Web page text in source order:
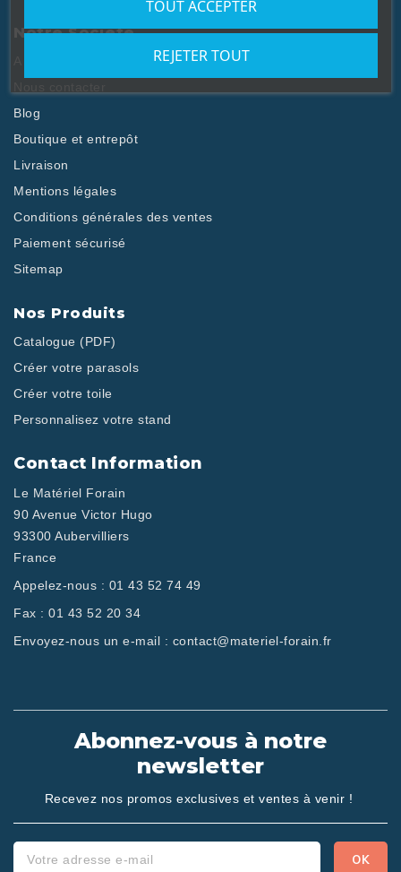
Notre Société
Blog
Boutique et entrepôt
Livraison
Mentions légales
Conditions générales des ventes
Paiement sécurisé
Sitemap
Nos Produits
Catalogue (PDF)
Créer votre parasols
Créer votre toile
Personnalisez votre stand
Contact Information
Le Matériel Forain
90 Avenue Victor Hugo
93300 Aubervilliers
France
Appelez-nous : 01 43 52 74 49
Fax : 01 43 52 20 34
Envoyez-nous un e-mail : contact@materiel-forain.fr
Abonnez-vous à notre
newsletter
Recevez nos promos exclusives et ventes à venir !
REJETER TOUT
TOUT ACCEPTER